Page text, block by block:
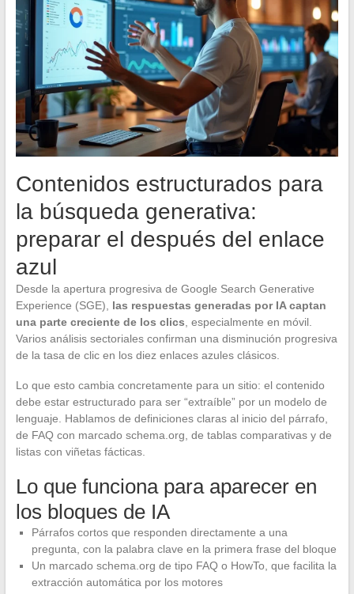
Contenidos estructurados para
la búsqueda generativa:
preparar el después del enlace
azul
Desde la apertura progresiva de Google Search Generative
Experience (SGE), las respuestas generadas por IA captan
una parte creciente de los clics, especialmente en móvil.
Varios análisis sectoriales confirman una disminución progresiva
de la tasa de clic en los diez enlaces azules clásicos.
Lo que esto cambia concretamente para un sitio: el contenido
debe estar estructurado para ser “extraíble” por un modelo de
lenguaje. Hablamos de definiciones claras al inicio del párrafo,
de FAQ con marcado schema.org, de tablas comparativas y de
listas con viñetas fácticas.
Lo que funciona para aparecer en
los bloques de IA
Párrafos cortos que responden directamente a una
pregunta, con la palabra clave en la primera frase del bloque
Un marcado schema.org de tipo FAQ o HowTo, que facilita la
extracción automática por los motores